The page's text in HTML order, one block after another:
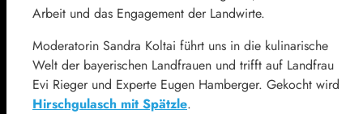
Arbeit und das Engagement der Landwirte.
Moderatorin Sandra Koltai führt uns in die kulinarische
Welt der bayerischen Landfrauen und trifft auf Landfrau
Evi Rieger und Experte Eugen Hamberger. Gekocht wird
Hirschgulasch mit Spätzle.